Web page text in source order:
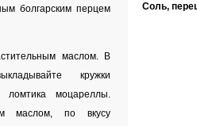
болгарским перцем
маслом. В
кружки
моцареллы.
маслом, по вкусу
Соль,